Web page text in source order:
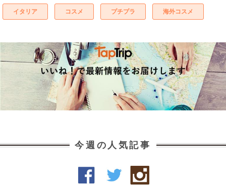
イタリア コスメ プチプラ 海外コスメ
今週の人気記事